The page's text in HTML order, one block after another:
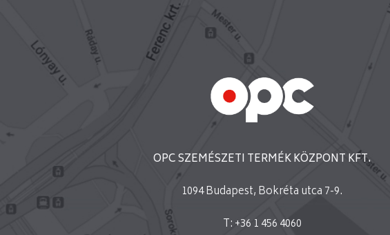
OPC SZEMÉSZETI TERMÉK KÖZPONT KFT.
1094 Budapest, Bokréta utca 7-9.
T: +36 1 456 4060